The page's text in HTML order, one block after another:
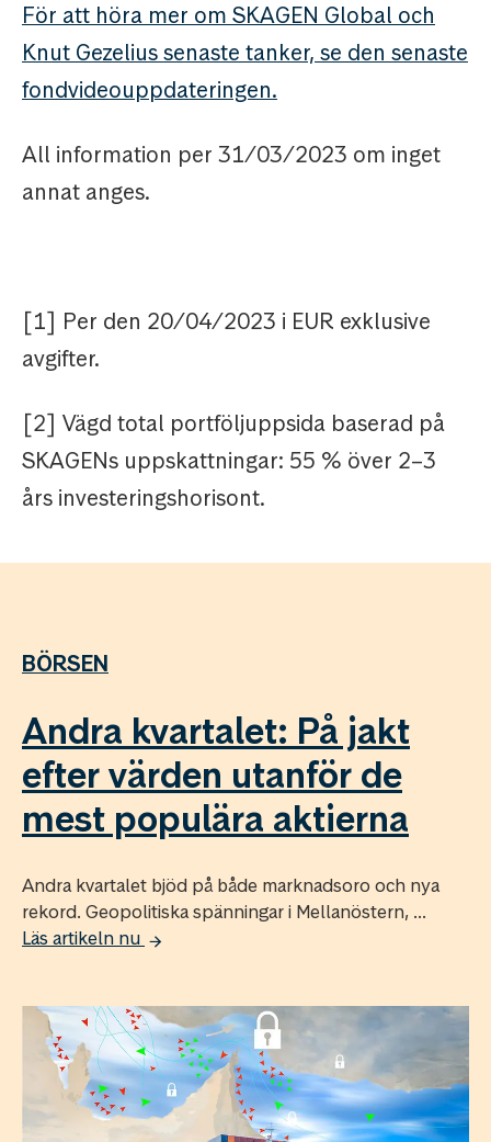
För att höra mer om SKAGEN Global och
Knut Gezelius senaste tanker, se den senaste
fondvideouppdateringen.
All information per 31/03/2023 om inget
annat anges.
[1] Per den 20/04/2023 i EUR exklusive
avgifter.
[2] Vägd total portföljuppsida baserad på
SKAGENs uppskattningar: 55 % över 2–3
års investeringshorisont.
BÖRSEN
Andra kvartalet: På jakt
efter värden utanför de
mest populära aktierna
Andra kvartalet bjöd på både marknadsoro och nya
rekord. Geopolitiska spänningar i Mellanöstern, ...
Läs artikeln nu